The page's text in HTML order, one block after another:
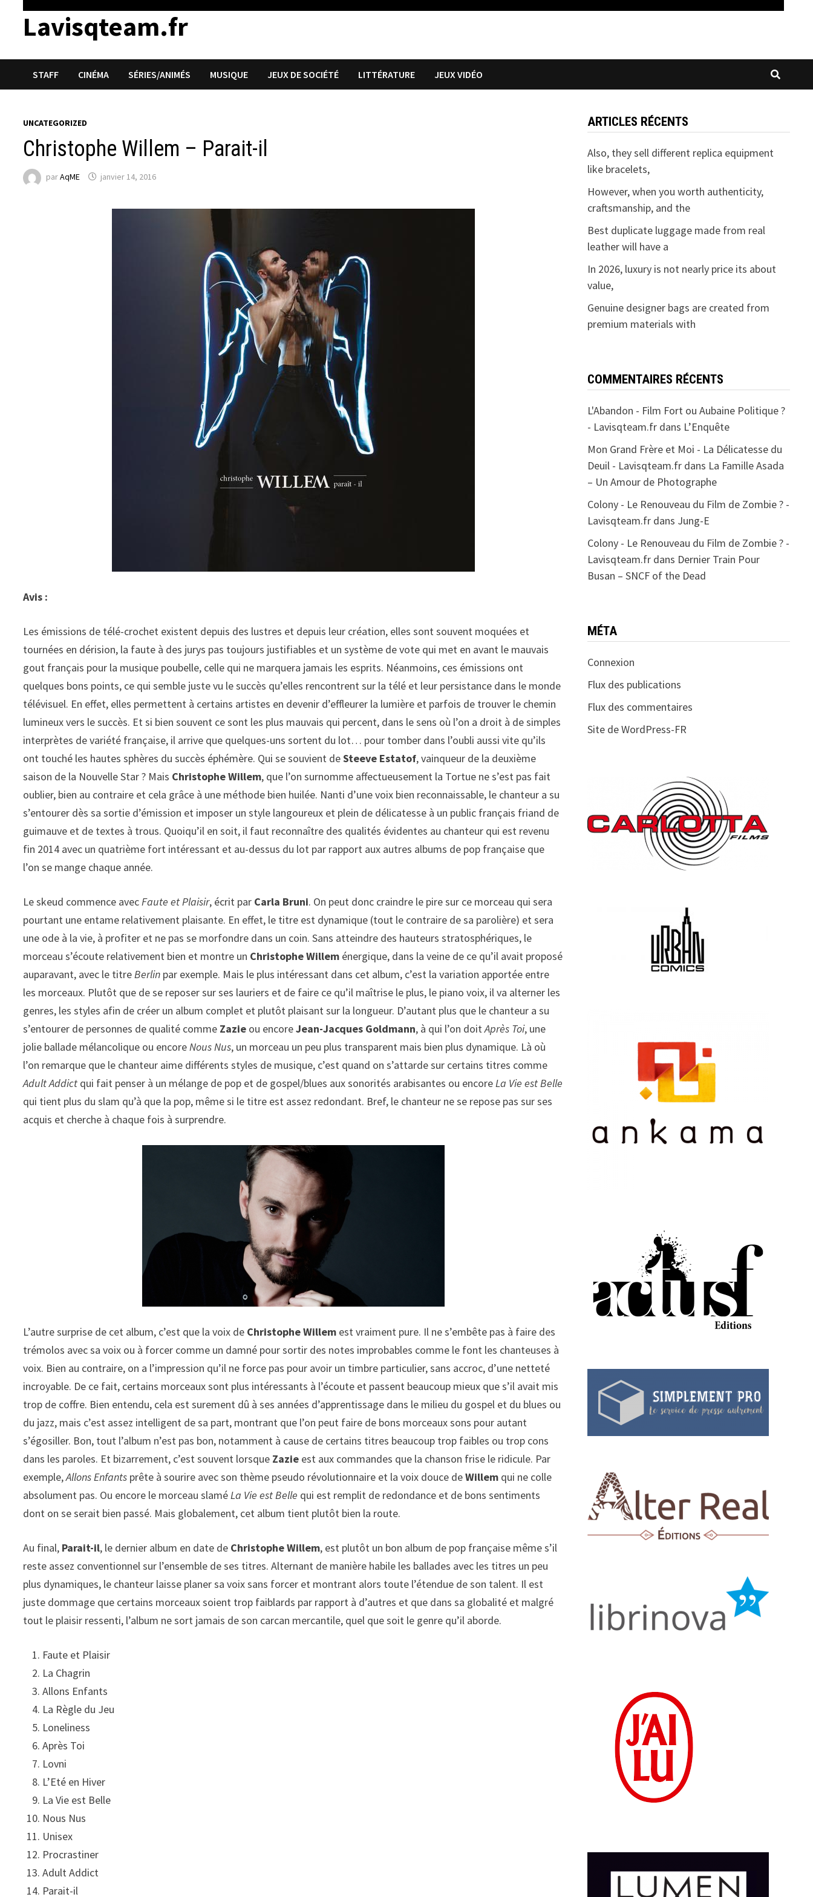
Lavisqteam.fr
STAFF CINÉMA SÉRIES/ANIMÉS MUSIQUE JEUX DE SOCIÉTÉ LITTÉRATURE JEUX VIDÉO
UNCATEGORIZED
Christophe Willem – Parait-il
parAqME janvier 14, 2016
Avis :
Les émissions de télé-crochet existent depuis des lustres et depuis leur création, elles sont souvent moquées et
tournées en dérision, la faute à des jurys pas toujours justifiables et un système de vote qui met en avant le mauvais
gout français pour la musique poubelle, celle qui ne marquera jamais les esprits. Néanmoins, ces émissions ont
quelques bons points, ce qui semble juste vu le succès qu’elles rencontrent sur la télé et leur persistance dans le monde
télévisuel. En effet, elles permettent à certains artistes en devenir d’effleurer la lumière et parfois de trouver le chemin
lumineux vers le succès. Et si bien souvent ce sont les plus mauvais qui percent, dans le sens où l’on a droit à de simples
interprètes de variété française, il arrive que quelques-uns sortent du lot… pour tomber dans l’oubli aussi vite qu’ils
ont touché les hautes sphères du succès éphémère. Qui se souvient deSteeve Estatof, vainqueur de la deuxième
saison de la Nouvelle Star ? Mais Christophe Willem, que l’on surnomme affectueusement la Tortue ne s’est pas fait
oublier, bien au contraire et cela grâce à une méthode bien huilée. Nanti d’une voix bien reconnaissable, le chanteur a su
s’entourer dès sa sortie d’émission et imposer un style langoureux et plein de délicatesse à un public français friand de
guimauve et de textes à trous. Quoiqu’il en soit, il faut reconnaître des qualités évidentes au chanteur qui est revenu
fin 2014 avec un quatrième fort intéressant et au-dessus du lot par rapport aux autres albums de pop française que
l’on se mange chaque année.
Le skeud commence avecFaute et Plaisir, écrit par Carla Bruni. On peut donc craindre le pire sur ce morceau qui sera
pourtant une entame relativement plaisante. En effet, le titre est dynamique (tout le contraire de sa parolière) et sera
une ode à la vie, à profiter et ne pas se morfondre dans un coin. Sans atteindre des hauteurs stratosphériques, le
morceau s’écoute relativement bien et montre un Christophe Willem énergique, dans la veine de ce qu’il avait proposé
auparavant, avec le titreBerlin par exemple. Mais le plus intéressant dans cet album, c’est la variation apportée entre
les morceaux. Plutôt que de se reposer sur ses lauriers et de faire ce qu’il maîtrise le plus, le piano voix, il va alterner les
genres, les styles afin de créer un album complet et plutôt plaisant sur la longueur. D’autant plus que le chanteur a su
s’entourer de personnes de qualité comme Zazie ou encoreJean-Jacques Goldmann, à qui l’on doitAprès Toi, une
jolie ballade mélancolique ou encoreNous Nus, un morceau un peu plus transparent mais bien plus dynamique. Là où
l’on remarque que le chanteur aime différents styles de musique, c’est quand on s’attarde sur certains titres comme
Adult Addict qui fait penser à un mélange de pop et de gospel/blues aux sonorités arabisantes ou encoreLa Vie est Belle
qui tient plus du slam qu’à que la pop, même si le titre est assez redondant. Bref, le chanteur ne se repose pas sur ses
acquis et cherche à chaque fois à surprendre.
L’autre surprise de cet album, c’est que la voix de Christophe Willem est vraiment pure. Il ne s’embête pas à faire des
trémolos avec sa voix ou à forcer comme un damné pour sortir des notes improbables comme le font les chanteuses à
voix. Bien au contraire, on a l’impression qu’il ne force pas pour avoir un timbre particulier, sans accroc, d’une netteté
incroyable. De ce fait, certains morceaux sont plus intéressants à l’écoute et passent beaucoup mieux que s’il avait mis
trop de coffre. Bien entendu, cela est surement dû à ses années d’apprentissage dans le milieu du gospel et du blues ou
du jazz, mais c’est assez intelligent de sa part, montrant que l’on peut faire de bons morceaux sons pour autant
s’égosiller. Bon, tout l’album n’est pas bon, notamment à cause de certains titres beaucoup trop faibles ou trop cons
dans les paroles. Et bizarrement, c’est souvent lorsque Zazie est aux commandes que la chanson frise le ridicule. Par
exemple,Allons Enfants prête à sourire avec son thème pseudo révolutionnaire et la voix douce deWillem qui ne colle
absolument pas. Ou encore le morceau slaméLa Vie est Belle qui est remplit de redondance et de bons sentiments
dont on se serait bien passé. Mais globalement, cet album tient plutôt bien la route.
Au final, Parait-il, le dernier album en date de Christophe Willem, est plutôt un bon album de pop française même s’il
reste assez conventionnel sur l’ensemble de ses titres. Alternant de manière habile les ballades avec les titres un peu
plus dynamiques, le chanteur laisse planer sa voix sans forcer et montrant alors toute l’étendue de son talent. Il est
juste dommage que certains morceaux soient trop faiblards par rapport à d’autres et que dans sa globalité et malgré
tout le plaisir ressenti, l’album ne sort jamais de son carcan mercantile, quel que soit le genre qu’il aborde.
Faute et Plaisir
La Chagrin
Allons Enfants
La Règle du Jeu
Loneliness
Après Toi
Lovni
L’Eté en Hiver
La Vie est Belle
Nous Nus
Unisex
Procrastiner
Adult Addict
Parait-il
ARTICLES RÉCENTS
Also, they sell different replica equipment
like bracelets,
However, when you worth authenticity,
craftsmanship, and the
Best duplicate luggage made from real
leather will have a
In 2026, luxury is not nearly price its about
value,
Genuine designer bags are created from
premium materials with
COMMENTAIRES RÉCENTS
L'Abandon - Film Fort ou Aubaine Politique ?
- Lavisqteam.frdans L’Enquête
Mon Grand Frère et Moi - La Délicatesse du
Deuil - Lavisqteam.frdans La Famille Asada
– Un Amour de Photographe
Colony - Le Renouveau du Film de Zombie ? -
Lavisqteam.frdans Jung-E
Colony - Le Renouveau du Film de Zombie ? -
Lavisqteam.frdans Dernier Train Pour
Busan – SNCF of the Dead
MÉTA
Connexion
Flux des publications
Flux des commentaires
Site de WordPress-FR